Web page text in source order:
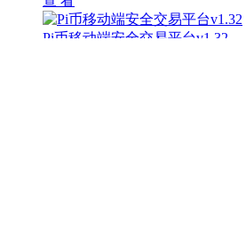
Pi币移动端安全交易平台v1.32